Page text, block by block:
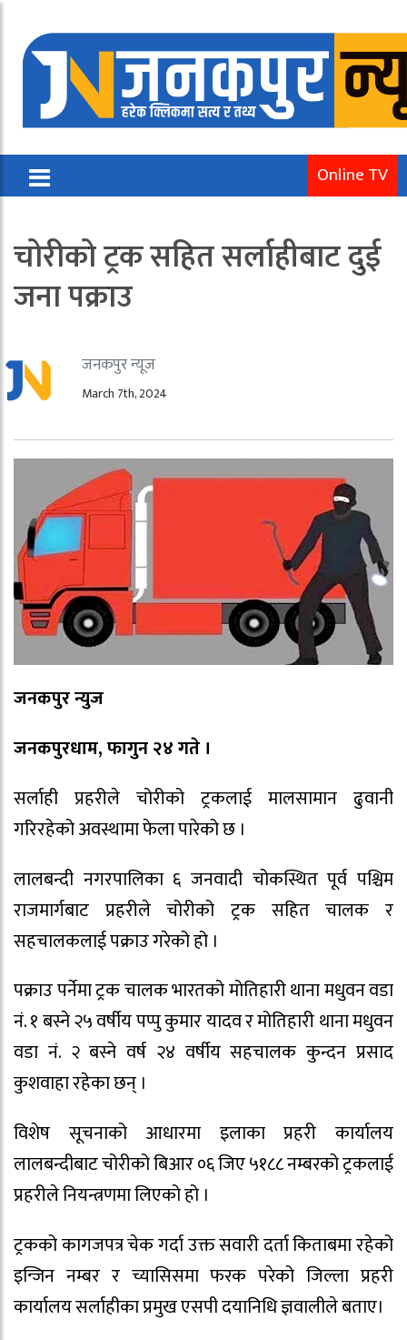
Online TV
चोरीको ट्रक सहित सर्लाहीबाट दुई
जना पक्राउ
जनकपुर न्यूज
March 7th, 2024
जनकपुर न्युज
जनकपुरधाम, फागुन २४ गते ।
सर्लाही प्रहरीले चोरीको ट्रकलाई मालसामान ढुवानी
गरिरहेको अवस्थामा फेला पारेको छ ।
लालबन्दी नगरपालिका ६ जनवादी चोकस्थित पूर्व पश्चिम
राजमार्गबाट प्रहरीले चोरीको ट्रक सहित चालक र
सहचालकलाई पक्राउ गरेको हो ।
पक्राउ पर्नेमा ट्रक चालक भारतको मोतिहारी थाना मधुवन वडा
नं. १ बस्ने २५ वर्षीय पप्पु कुमार यादव र मोतिहारी थाना मधुवन
वडा नं. २ बस्ने वर्ष २४ वर्षीय सहचालक कुन्दन प्रसाद
कुशवाहा रहेका छन् ।
विशेष सूचनाको आधारमा इलाका प्रहरी कार्यालय
लालबन्दीबाट चोरीको बिआर ०६ जिए ५१८८ नम्बरको ट्रकलाई
प्रहरीले नियन्त्रणमा लिएको हो ।
ट्रकको कागजपत्र चेक गर्दा उक्त सवारी दर्ता किताबमा रहेको
इन्जिन नम्बर र च्यासिसमा फरक परेको जिल्ला प्रहरी
कार्यालय सर्लाहीका प्रमुख एसपी दयानिधि ज्ञवालीले बताए।